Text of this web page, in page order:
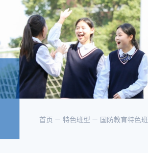
首页 特色班型 国防教育特色班